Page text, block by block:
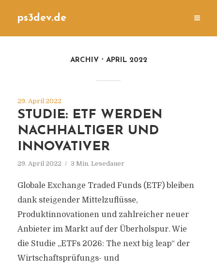
ps3dev.de
ARCHIV APRIL 2022
29. April 2022
STUDIE: ETF WERDEN
NACHHALTIGER UND
INNOVATIVER
29. April 2022 3 Min. Lesedauer
Globale Exchange Traded Funds (ETF) bleiben
dank steigender Mittelzuflüsse,
Produktinnovationen und zahlreicher neuer
Anbieter im Markt auf der Überholspur. Wie
die Studie „ETFs 2026: The next big leap“ der
Wirtschaftsprüfungs- und